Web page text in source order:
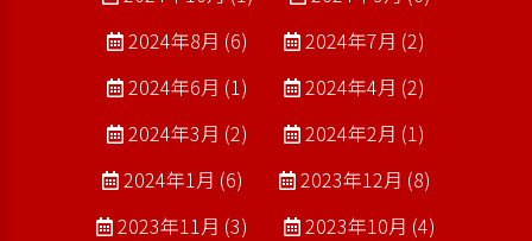
2024年8月 (6)
2024年7月 (2)
2024年6月 (1)
2024年4月 (2)
2024年3月 (2)
2024年2月 (1)
2024年1月 (6)
2023年12月 (8)
2023年11月 (3)
2023年10月 (4)